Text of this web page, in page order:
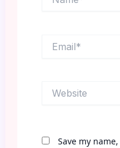
Save my